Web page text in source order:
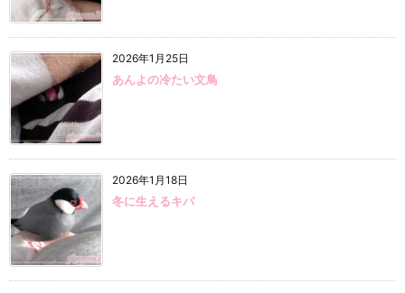
2026年1月25日
あんよの冷たい文鳥
2026年1月18日
冬に生えるキバ